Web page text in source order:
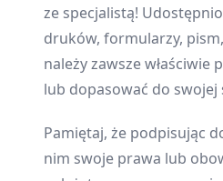
ze specjalistą!
druków, formularzy,
należy zawsze właściwie
lub dopasować do swojej
Pamiętaj, że podpisując
nim swoje prawa lub